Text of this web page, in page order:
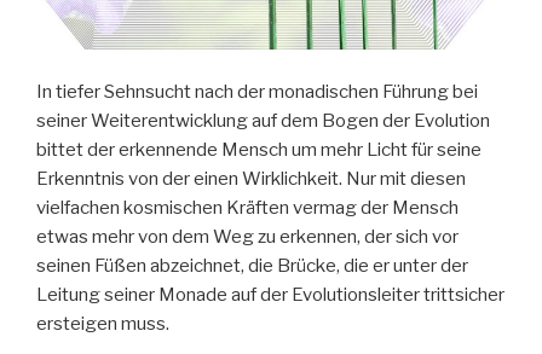
In tiefer Sehnsucht nach der monadischen Führung bei
seiner Weiterentwicklung auf dem Bogen der Evolution
bittet der erkennende Mensch um mehr Licht für seine
Erkenntnis von der einen Wirklichkeit. Nur mit diesen
vielfachen kosmischen Kräften vermag der Mensch
etwas mehr von dem Weg zu erkennen, der sich vor
seinen Füßen abzeichnet, die Brücke, die er unter der
Leitung seiner Monade auf der Evolutionsleiter trittsicher
ersteigen muss.